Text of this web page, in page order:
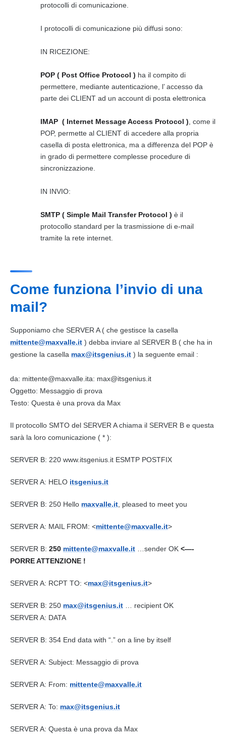
protocolli di comunicazione.
I protocolli di comunicazione più diffusi sono:
IN RICEZIONE:
POP ( Post Office Protocol ) ha il compito di
permettere, mediante autenticazione, l’ accesso da
parte dei CLIENT ad un account di posta elettronica
IMAP ( Internet Message Access Protocol ) , come il
POP, permette al CLIENT di accedere alla propria
casella di posta elettronica, ma a differenza del POP è
in grado di permettere complesse procedure di
sincronizzazione.
IN INVIO:
SMTP ( Simple Mail Transfer Protocol ) è il
protocollo standard per la trasmissione di e-mail
tramite la rete internet.
Come funziona l’invio di una
mail?
Supponiamo che SERVER A ( che gestisce la casella
mittente@maxvalle.it ) debba inviare al SERVER B ( che ha in
gestione la casella max@itsgenius.it ) la seguente email :
da: mittente@maxvalle.ita: max@itsgenius.it
Oggetto: Messaggio di prova
Testo: Questa è una prova da Max
Il protocollo SMTO del SERVER A chiama il SERVER B e questa
sarà la loro comunicazione ( * ):
SERVER B: 220 www.itsgenius.it ESMTP POSTFIX
SERVER A: HELO itsgenius.it
SERVER B: 250 Hello maxvalle.it , pleased to meet you
SERVER A: MAIL FROM: <mittente@maxvalle.it>
SERVER B: 250 mittente@maxvalle.it …sender OK <—-
PORRE ATTENZIONE !
SERVER A: RCPT TO: <max@itsgenius.it>
SERVER B: 250 max@itsgenius.it … recipient OK
SERVER A: DATA
SERVER B: 354 End data with “.” on a line by itself
SERVER A: Subject: Messaggio di prova
SERVER A: From: mittente@maxvalle.it
SERVER A: To: max@itsgenius.it
SERVER A: Questa è una prova da Max